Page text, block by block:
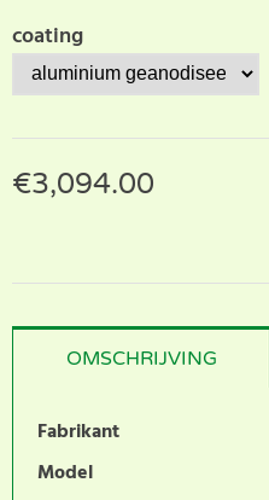
coating
€3,094.00
OMSCHRIJVING
Fabrikant
Model